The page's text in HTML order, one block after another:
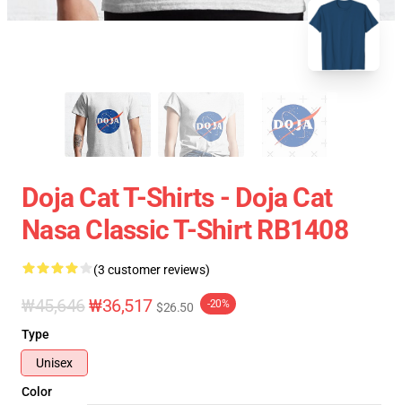
Doja Cat T-Shirts - Doja Cat
Nasa Classic T-Shirt RB1408
(3 customer reviews)
₩45,646₩36,517 $26.50 -20%
Type
Unisex
Color